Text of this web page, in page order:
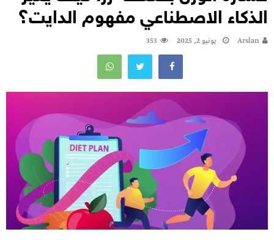
الذكاء الاصطناعي مفهوم الدايت؟
Arslan يونيو 2, 2025 353